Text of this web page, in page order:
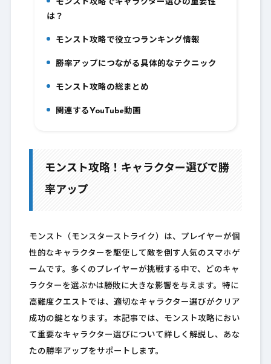
モンスト攻略でキャラクター選びの重要性
は？
モンスト攻略で役立つランキング情報
8.勝率アップにつながる具体的なテクニック
モンスト攻略の総まとめ
10.関連するYouTube動画
モンスト攻略！キャラクター選びで勝
率アップ
モンスト（モンスターストライク）は、プレイヤーが個
性的なキャラクターを駆使して敵を倒す人気のスマホゲ
ームです。多くのプレイヤーが挑戦する中で、どのキャ
ラクターを選ぶかは勝敗に大きな影響を与えます。特に
高難度クエストでは、適切なキャラクター選びがクリア
成功の鍵となります。本記事では、モンスト攻略におい
て重要なキャラクター選びについて詳しく解説し、あな
たの勝率アップをサポートします。